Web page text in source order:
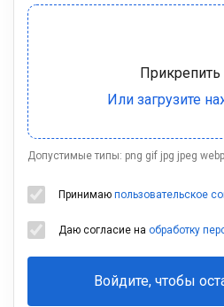
Допустимые типы: png gif jpg jpeg
Принимаю пользовательское
Даю согласие на обработку
Войдите, чтобы